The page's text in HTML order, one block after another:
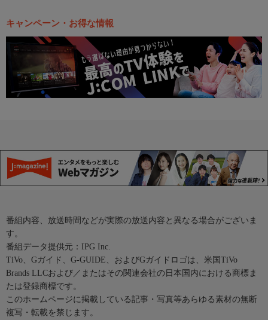
キャンペーン・お得な情報
番組内容、放送時間などが実際の放送内容と異なる場合がございま
す。
番組データ提供元：IPG Inc.
TiVo、Gガイド、G-GUIDE、およびGガイドロゴは、米国TiVo
Brands LLCおよび／またはその関連会社の日本国内における商標ま
たは登録商標です。
このホームページに掲載している記事・写真等あらゆる素材の無断
複写・転載を禁じます。